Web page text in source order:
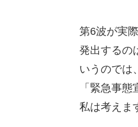
第6波が実
発出するの
いうのでは
「緊急事
私は考えま